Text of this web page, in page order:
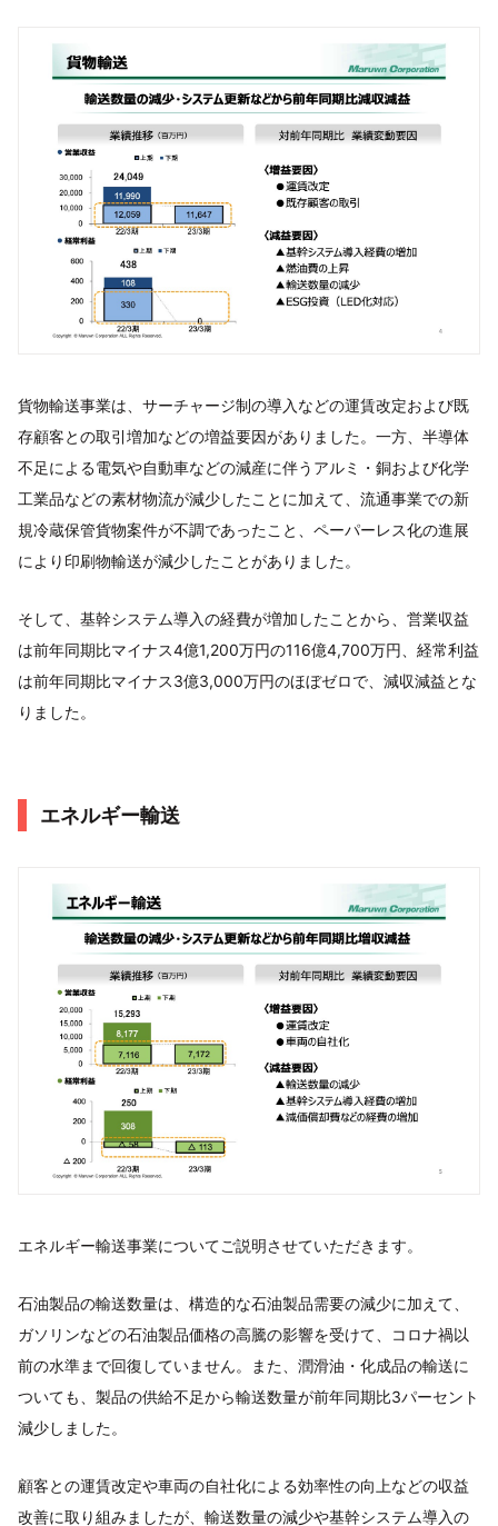
貨物輸送事業は、サーチャージ制の導入などの運賃改定および既
存顧客との取引増加などの増益要因がありました。一方、半導体
不足による電気や自動車などの減産に伴うアルミ・銅および化学
工業品などの素材物流が減少したことに加えて、流通事業での新
規冷蔵保管貨物案件が不調であったこと、ペーパーレス化の進展
により印刷物輸送が減少したことがありました。
そして、基幹システム導入の経費が増加したことから、営業収益
は前年同期比マイナス4億1,200万円の116億4,700万円、経常利益
は前年同期比マイナス3億3,000万円のほぼゼロで、減収減益とな
りました。
エネルギー輸送
エネルギー輸送事業についてご説明させていただきます。
石油製品の輸送数量は、構造的な石油製品需要の減少に加えて、
ガソリンなどの石油製品価格の高騰の影響を受けて、コロナ禍以
前の水準まで回復していません。また、潤滑油・化成品の輸送に
ついても、製品の供給不足から輸送数量が前年同期比3パーセント
減少しました。
顧客との運賃改定や車両の自社化による効率性の向上などの収益
改善に取り組みましたが、輸送数量の減少や基幹システム導入の